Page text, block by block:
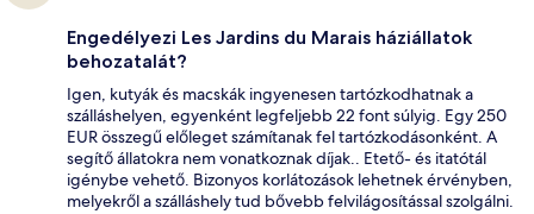
Engedélyezi Les Jardins du Marais háziállatok
behozatalát?
Igen, kutyák és macskák ingyenesen tartózkodhatnak a
szálláshelyen, egyenként legfeljebb 22 font súlyig. Egy 250
EUR összegű előleget számítanak fel tartózkodásonként. A
segítő állatokra nem vonatkoznak díjak.. Etető- és itatótál
igénybe vehető. Bizonyos korlátozások lehetnek érvényben,
melyekről a szálláshely tud bővebb felvilágosítással szolgálni.